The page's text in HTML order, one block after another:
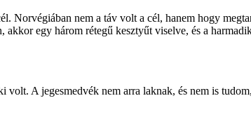
Norvégiában nem a táv volt a cél, hanem hogy
egy három rétegű kesztyűt viselve, és a
A jegesmedvék nem arra laknak, és nem is